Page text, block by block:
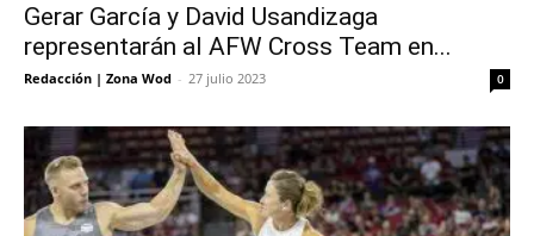
Gerar García y David Usandizaga
representarán al AFW Cross Team en...
Redacción | Zona Wod - 27 julio 2023 0